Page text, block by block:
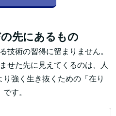
先にあるもの
技術の習得に留まりません。
せた先に見えてくるのは、人
強く生き抜くための「在り
です。